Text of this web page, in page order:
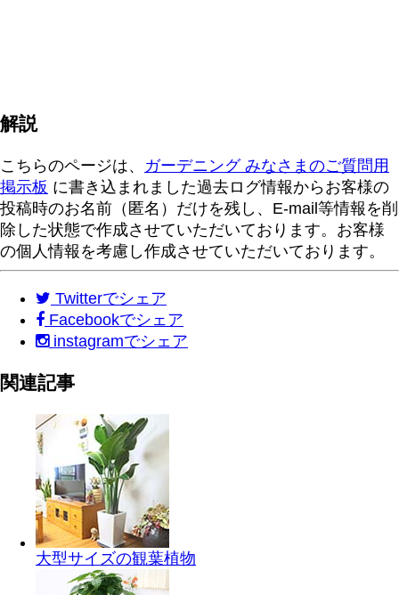
解説
こちらのページは、 ガーデニング みなさまのご質問用
掲示板 に書き込まれました過去ログ情報からお客様の
投稿時のお名前（匿名）だけを残し、E-mail等情報を削
除した状態で作成させていただいております。お客様
の個人情報を考慮し作成させていただいております。
Twitterでシェア
Facebookでシェア
instagramでシェア
関連記事
大型サイズの観葉植物